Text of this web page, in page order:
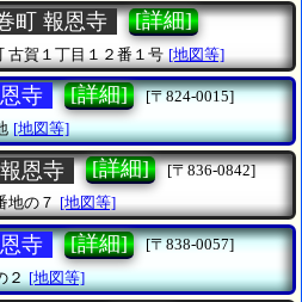
町 報恩寺 [詳細]
古賀１丁目１２番１号 [地図等]
寺 [詳細]
[〒824-0015]
[地図等]
恩寺 [詳細]
[〒836-0842]
地の７ [地図等]
寺 [詳細]
[〒838-0057]
２ [地図等]